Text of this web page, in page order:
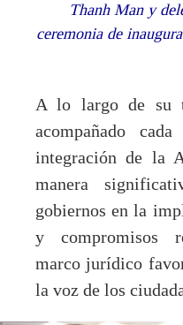
Thanh Man y
ceremonia de
A lo largo de su
acompañado
integración de la
manera
gobiernos en la
y compromisos
marco jurídico
la voz de los